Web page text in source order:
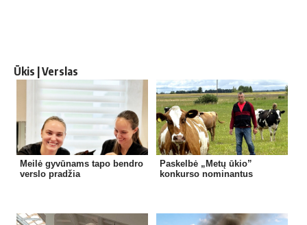
Ūkis | Verslas
Meilė gyvūnams tapo bendro
verslo pradžia
Paskelbė „Metų ūkio”
konkurso nominantus